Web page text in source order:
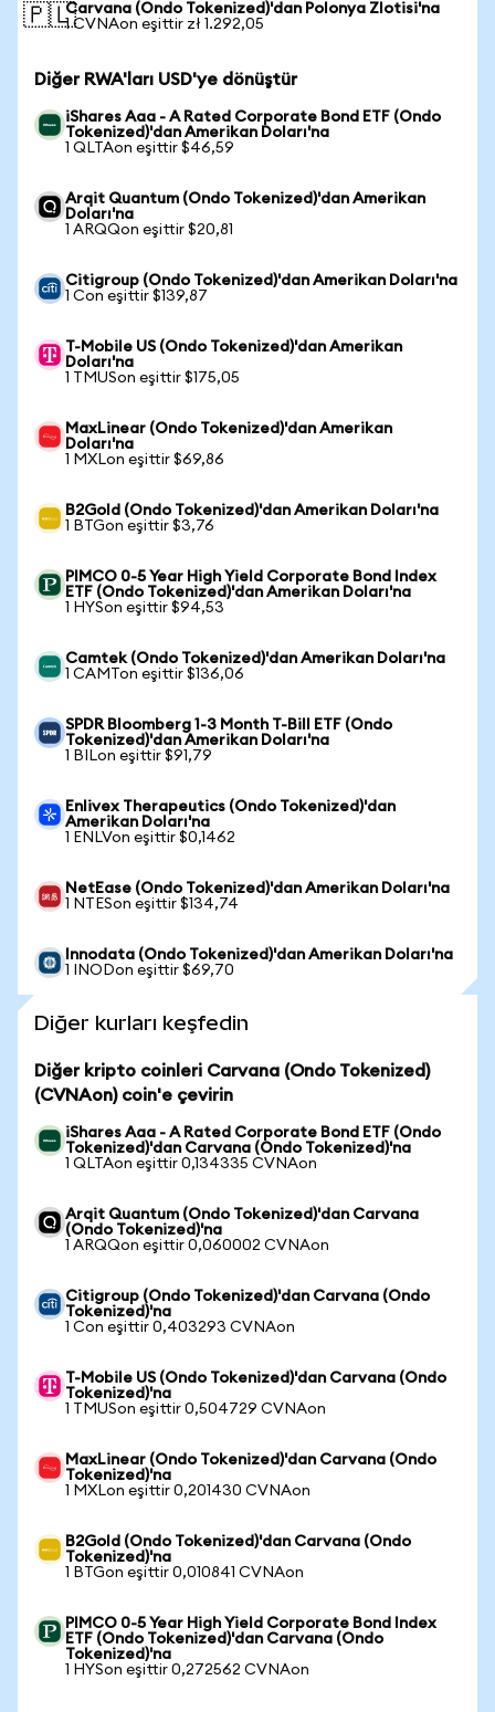
🇵🇱Carvana (Ondo Tokenized)'dan Polonya Zlotisi'na
1 CVNAon eşittir zł 1.292,05
Diğer RWA'ları USD'ye dönüştür
iShares Aaa - A Rated Corporate Bond ETF (Ondo
Tokenized)'dan Amerikan Doları'na
1 QLTAon eşittir $46,59
Arqit Quantum (Ondo Tokenized)'dan Amerikan
Doları'na
1 ARQQon eşittir $20,81
Citigroup (Ondo Tokenized)'dan Amerikan Doları'na
1 Con eşittir $139,87
T-Mobile US (Ondo Tokenized)'dan Amerikan
Doları'na
1 TMUSon eşittir $175,05
MaxLinear (Ondo Tokenized)'dan Amerikan
Doları'na
1 MXLon eşittir $69,86
B2Gold (Ondo Tokenized)'dan Amerikan Doları'na
1 BTGon eşittir $3,76
PIMCO 0-5 Year High Yield Corporate Bond Index
ETF (Ondo Tokenized)'dan Amerikan Doları'na
1 HYSon eşittir $94,53
Camtek (Ondo Tokenized)'dan Amerikan Doları'na
1 CAMTon eşittir $136,06
SPDR Bloomberg 1-3 Month T-Bill ETF (Ondo
Tokenized)'dan Amerikan Doları'na
1 BILon eşittir $91,79
Enlivex Therapeutics (Ondo Tokenized)'dan
Amerikan Doları'na
1 ENLVon eşittir $0,1462
NetEase (Ondo Tokenized)'dan Amerikan Doları'na
1 NTESon eşittir $134,74
Innodata (Ondo Tokenized)'dan Amerikan Doları'na
1 INODon eşittir $69,70
Diğer kurları keşfedin
Diğer kripto coinleri Carvana (Ondo Tokenized)
(CVNAon) coin'e çevirin
iShares Aaa - A Rated Corporate Bond ETF (Ondo
Tokenized)'dan Carvana (Ondo Tokenized)'na
1 QLTAon eşittir 0,134335 CVNAon
Arqit Quantum (Ondo Tokenized)'dan Carvana
(Ondo Tokenized)'na
1 ARQQon eşittir 0,060002 CVNAon
Citigroup (Ondo Tokenized)'dan Carvana (Ondo
Tokenized)'na
1 Con eşittir 0,403293 CVNAon
T-Mobile US (Ondo Tokenized)'dan Carvana (Ondo
Tokenized)'na
1 TMUSon eşittir 0,504729 CVNAon
MaxLinear (Ondo Tokenized)'dan Carvana (Ondo
Tokenized)'na
1 MXLon eşittir 0,201430 CVNAon
B2Gold (Ondo Tokenized)'dan Carvana (Ondo
Tokenized)'na
1 BTGon eşittir 0,010841 CVNAon
PIMCO 0-5 Year High Yield Corporate Bond Index
ETF (Ondo Tokenized)'dan Carvana (Ondo
Tokenized)'na
1 HYSon eşittir 0,272562 CVNAon